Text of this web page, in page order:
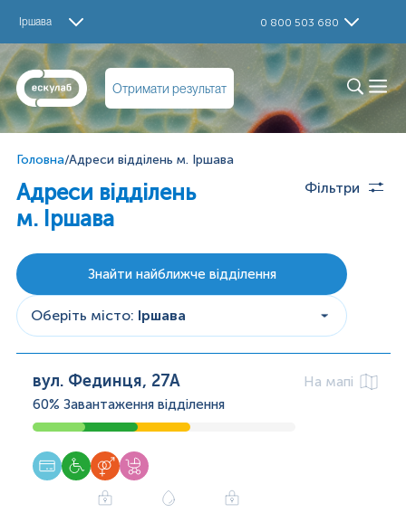
Іршава 0 800 503 680
Отримати результат
Головна/Адреси відділень м. Іршава
Адреси відділень
м. Іршава
Фільтри
Оберіть місто: Іршава
Знайти найближче відділення
вул. Фединця, 27А
На мапі
60% Завантаження відділення